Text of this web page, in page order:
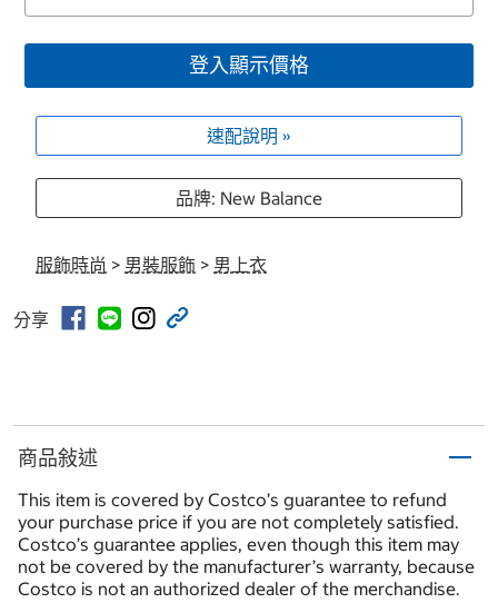
登入顯示價格
速配說明 »
品牌: New Balance
服飾時尚 > 男裝服飾 > 男上衣
分享
商品敍述
This item is covered by Costco’s guarantee to refund
your purchase price if you are not completely satisfied.
Costco’s guarantee applies, even though this item may
not be covered by the manufacturer’s warranty, because
Costco is not an authorized dealer of the merchandise.